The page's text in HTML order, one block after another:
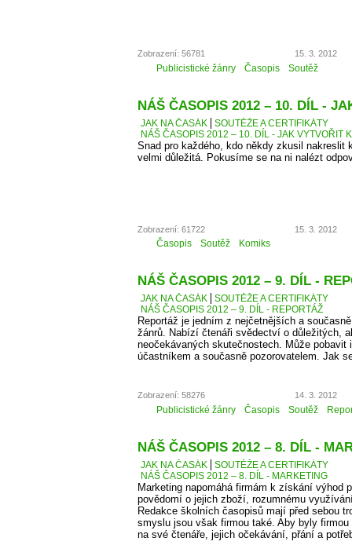
Zobrazení: 56781 15. 3. 2012
Publicistické žánry Časopis Soutěž
NÁŠ ČASOPIS 2012 – 10. DÍL -
JAK NA ČASÁK
SOUTĚŽE A CERTIFIKÁTY
NÁŠ ČASOPIS 2012 – 10. DÍL - JAK VYTVOŘIT
Snad pro každého, kdo někdy zkusil nakreslit
velmi důležitá. Pokusíme se na ni nalézt
Zobrazení: 61722 15. 3. 2012
Časopis Soutěž Komiks
NÁŠ ČASOPIS 2012 – 9. DÍL -
JAK NA ČASÁK
SOUTĚŽE A CERTIFIKÁTY
NÁŠ ČASOPIS 2012 – 9. DÍL - REPORTÁŽ
Reportáž je jedním z nejčetnějších a
žánrů. Nabízí čtenáři svědectví o důležitých,
neočekávaných skutečnostech. Může pobavit
účastníkem a současně pozorovatelem. Jak
Zobrazení: 58276 14. 3. 2012
Publicistické žánry Časopis Soutěž
NÁŠ ČASOPIS 2012 – 8. DÍL -
JAK NA ČASÁK
SOUTĚŽE A CERTIFIKÁTY
NÁŠ ČASOPIS 2012 – 8. DÍL - MARKETING
Marketing napomáhá firmám k získání výhod
povědomí o jejich zboží, rozumnému
Redakce školních časopisů mají před sebou
smyslu jsou však firmou také. Aby byly
na své čtenáře, jejich očekávání, přání a